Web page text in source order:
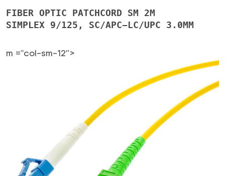
FIBER OPTIC PATCHCORD SM 2M
SIMPLEX 9/125, SC/APC-LC/UPC 3.0MM
m =”col-sm-12″>